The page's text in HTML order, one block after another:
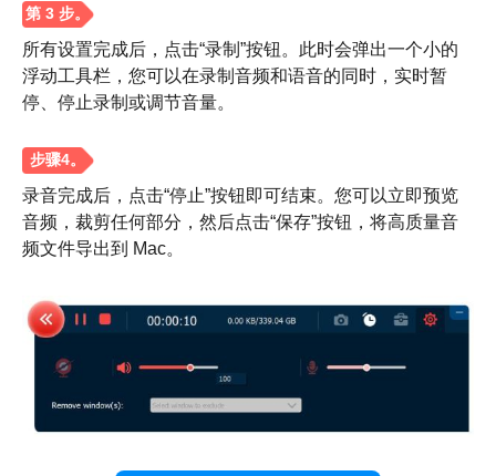
所有设置完成后，点击“录制”按钮。此时会弹出一个小的
浮动工具栏，您可以在录制音频和语音的同时，实时暂
停、停止录制或调节音量。
录音完成后，点击“停止”按钮即可结束。您可以立即预览
音频，裁剪任何部分，然后点击“保存”按钮，将高质量音
频文件导出到 Mac。